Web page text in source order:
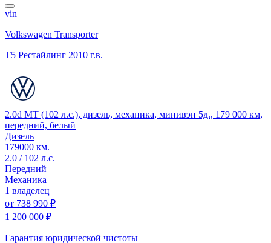
vin
Volkswagen Transporter
T5 Рестайлинг 2010 г.в.
2.0d MT (102 л.с.), дизель, механика, минивэн 5д., 179 000 км,
передний, белый
Дизель
179000 км.
2.0 / 102 л.с.
Передний
Механика
1 владелец
от 738 990 ₽
1 200 000 ₽
Гарантия юридической чистоты